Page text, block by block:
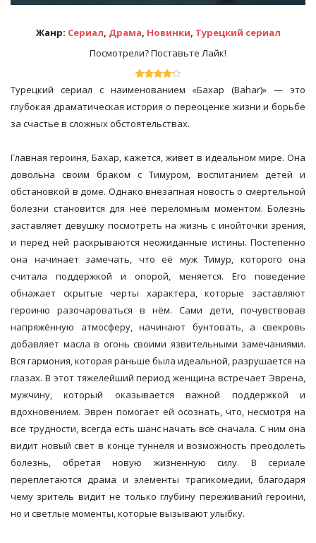
Жанр: Сериал, Драма, Новинки, Турецкий сериал
Посмотрели? Поставьте Лайк!
Турецкий сериал с наименованием «Бахар (Bahar)» — это
глубокая драматическая история о переоценке жизни и борьбе
за счастье в сложных обстоятельствах.
Главная героиня, Бахар, кажется, живет в идеальном мире. Она
довольна своим браком с Тимуром, воспитанием детей и
обстановкой в доме. Однако внезапная новость о смертельной
болезни становится для неё переломным моментом. Болезнь
заставляет девушку посмотреть на жизнь с инойточки зрения,
и перед ней раскрываются неожиданные истины. Постепенно
она начинает замечать, что её муж Тимур, которого она
считала поддержкой и опорой, меняется. Его поведение
обнажает скрытые черты характера, которые заставляют
героиню разочароваться в нём. Сами дети, почувствовав
напряжённую атмосферу, начинают бунтовать, а свекровь
добавляет масла в огонь своими язвительными замечаниями.
Вся гармония, которая раньше была идеальной, разрушается на
глазах. В этот тяжелейший период женщина встречает Эврена,
мужчину, который оказывается важной поддержкой и
вдохновением. Эврен помогает ей осознать, что, несмотря на
все трудности, всегда есть шанс начать всё сначала. С ним она
видит новый свет в конце туннеля и возможность преодолеть
болезнь, обретая новую жизненную силу. В сериале
переплетаются драма и элементы трагикомедии, благодаря
чему зритель видит не только глубину переживаний героини,
но и светлые моменты, которые вызывают улыбку.